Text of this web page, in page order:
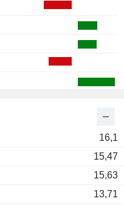
16,1
15,47
15,63
13,71